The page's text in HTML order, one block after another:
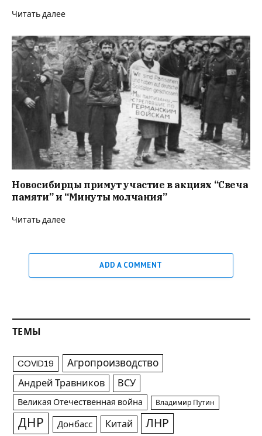
Читать далее
Новосибирцы примут участие в акциях “Свеча
памяти” и “Минуты молчания”
Читать далее
ADD A COMMENT
ТЕМЫ
COVID19 Агропроизводство
Андрей Травников ВСУ
Великая Отечественная война Владимир Путин
ДНР Донбасс Китай ЛНР